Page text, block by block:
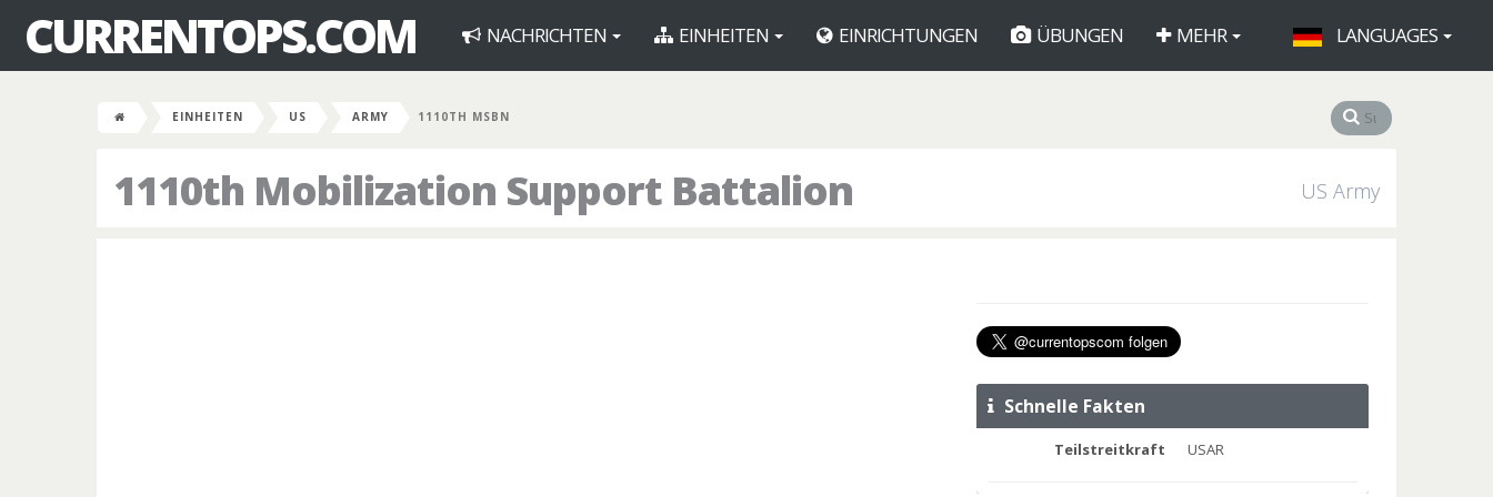
CURRENTOPS.COM NACHRICHTEN EINHEITEN EINRICHTUNGEN ÜBUNGEN MEHR LANGUAGES
EINHEITEN US ARMY 1110TH MSBN
1110th Mobilization Support Battalion US Army
Schnelle Fakten
Teilstreitkraft USAR